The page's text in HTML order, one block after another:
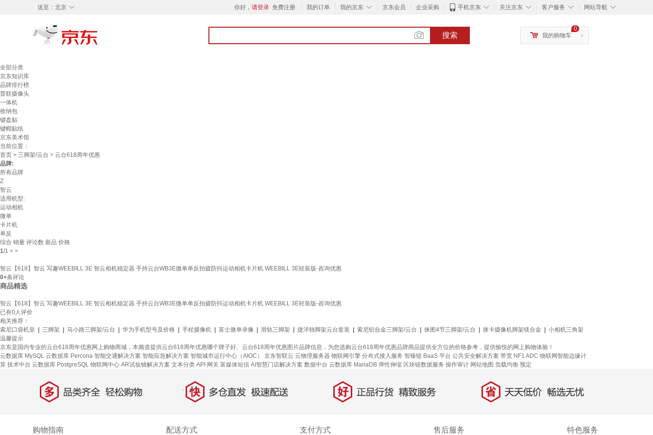
◇
送至： 北京 你好， 请登录 免费注册 我的订单 ◇
我的京东 京东会员 企业采购 ◇
手机京东 ◇
关注京东 ◇
客户服务 ◇
网站导航
搜索 >
0
我的购物车
全部分类
京东知识库
品牌排行榜
普联摄像头
一体机
收纳包
键盘贴
键帽贴纸
京东美术馆
当前位置：
首页 > 三脚架/云台 > 云台618周年优惠
品牌:
所有品牌
Z
智云
适用机型:
运动相机
微单
卡片机
单反
综合 销量 评论数 新品 价格
1/1 < >
智云【618】智云 写趣WEEBILL 3E 智云相机稳定器 手持云台WB3E微单单反拍摄防抖运动相机卡片机 WEEBILL 3E轻装版-咨询优惠
0+条评论
商品精选
智云【618】智云 写趣WEEBILL 3E 智云相机稳定器 手持云台WB3E微单单反拍摄防抖运动相机卡片机 WEEBILL 3E轻装版-咨询优惠
已有0人评价
相关推荐：
索尼口袋机皇
三脚架 马小路三脚架/云台 华为手机型号及价格 手杖摄像机 富士微单录像 滑轨三脚架 捷洋独脚架云台套装 索尼铝合金三脚架/云台 徕图4节三脚架/云台 徕卡摄像机脚架镁合金
小相机三角架
温馨提示
京东是国内专业的云台618周年优惠网上购物商城，本频道提供云台618周年优惠哪个牌子好、云台618周年优惠图片品牌信息，为您选购云台618周年优惠品牌商品提供全方位的价格参考，提供愉悦的网上购物体验！
云数据库 MySQL 云数据库 Percona 智能交通解决方案 智能应急解决方案 智能城市运行中心（AIOC） 京东智联云 云物理服务器 物联网引擎 分布式接入服务 智臻链 BaaS 平台 公共安全解决方案 带宽 NF1 ADC 物联网智能边缘计
算 技术中台 云数据库 PostgreSQL 物联网中心 AR试妆镜解决方案 文本分类 API 网关 富媒体短信 AI智慧门店解决方案 数据中台 云数据库 MariaDB 弹性伸缩 区块链数据服务 操作审计 网站地图 负载均衡 预定
多 品类齐全，轻松购物 快 多仓直发，极速配送 好 正品行货，精致服务 省 天天低价，畅选无忧
购物指南 配送方式 支付方式 售后服务 特色服务